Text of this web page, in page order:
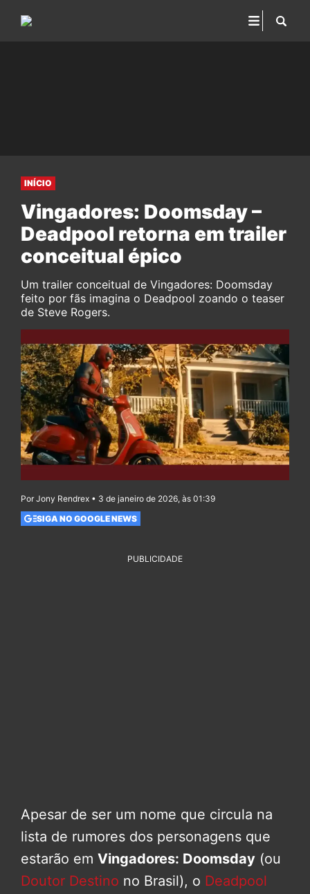
INÍCIO
Vingadores: Doomsday –
Deadpool retorna em trailer
conceitual épico
Um trailer conceitual de Vingadores: Doomsday
feito por fãs imagina o Deadpool zoando o teaser
de Steve Rogers.
Por Jony Rendrex • 3 de janeiro de 2026, às 01:39
SIGA NO GOOGLE NEWS
PUBLICIDADE
Apesar de ser um nome que circula na
lista de rumores dos personagens que
estarão em Vingadores: Doomsday (ou
Doutor Destino no Brasil), o Deadpool